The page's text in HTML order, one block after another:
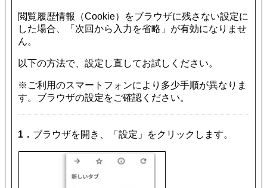
閲覧履歴情報（Cookie）をブラウザに残さない設定に
した場合、「次回から入力を省略」が有効になりませ
ん。
以下の方法で、設定し直してお試しください。
※ご利用のスマートフォンにより多少手順が異なりま
す。ブラウザの設定をご確認ください。
1． ブラウザを開き、「設定」をクリックします。